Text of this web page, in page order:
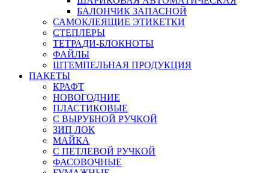
БАЛОНЧИК ЗАПАСНОЙ
САМОКЛЕЯЩИЕ ЭТИКЕТКИ
СТЕПЛЕРЫ
ТЕТРАДИ-БЛОКНОТЫ
ФАЙЛЫ
ШТЕМПЕЛЬНАЯ ПРОДУКЦИЯ
ПАКЕТЫ
КРАФТ
НОВОГОДНИЕ
ПЛАСТИКОВЫЕ
С ВЫРУБНОЙ РУЧКОЙ
ЗИП ЛОК
МАЙКА
С ПЕТЛЕВОЙ РУЧКОЙ
ФАСОВОЧНЫЕ